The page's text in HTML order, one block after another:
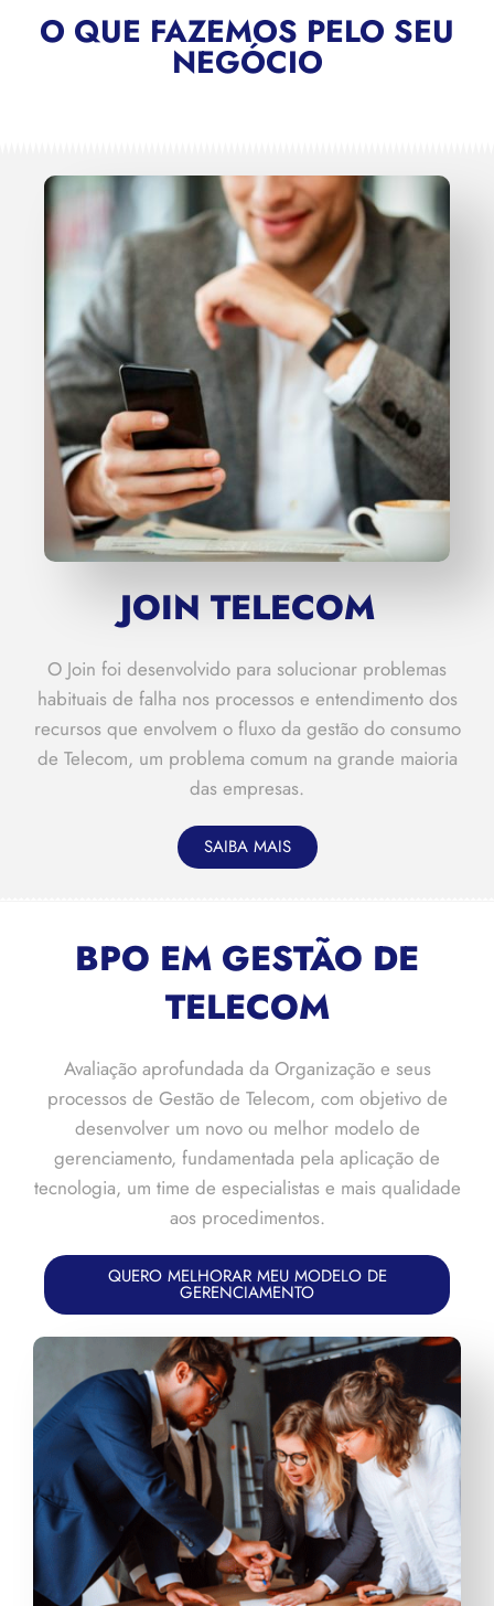
O QUE FAZEMOS PELO SEU
NEGÓCIO
JOIN TELECOM
O Join foi desenvolvido para solucionar problemas
habituais de falha nos processos e entendimento dos
recursos que envolvem o fluxo da gestão do consumo
de Telecom, um problema comum na grande maioria
das empresas.
SAIBA MAIS
BPO EM GESTÃO DE
TELECOM
Avaliação aprofundada da Organização e seus
processos de Gestão de Telecom, com objetivo de
desenvolver um novo ou melhor modelo de
gerenciamento, fundamentada pela aplicação de
tecnologia, um time de especialistas e mais qualidade
aos procedimentos.
QUERO MELHORAR MEU MODELO DE
GERENCIAMENTO